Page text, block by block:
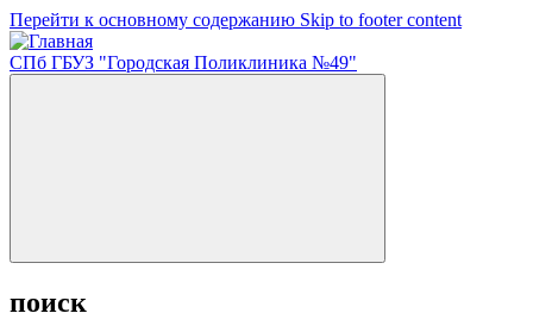
Перейти к основному содержанию Skip to footer content
СПб ГБУЗ "Городская Поликлиника №49"
поиск